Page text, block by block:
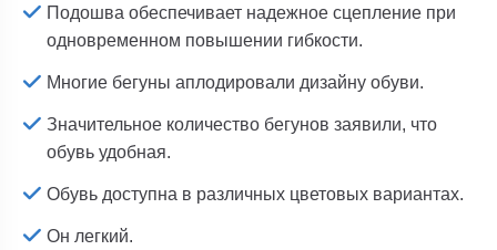
Подошва обеспечивает надежное сцепление при
одновременном повышении гибкости.
Многие бегуны аплодировали дизайну обуви.
Значительное количество бегунов заявили, что
обувь удобная.
Обувь доступна в различных цветовых вариантах.
Он легкий.